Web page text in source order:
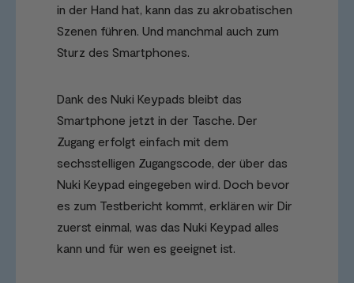
in der Hand hat, kann das zu akrobatischen
Szenen führen. Und manchmal auch zum
Sturz des Smartphones.
Dank des Nuki Keypads bleibt das
Smartphone jetzt in der Tasche. Der
Zugang erfolgt einfach mit dem
sechsstelligen Zugangscode, der über das
Nuki Keypad eingegeben wird. Doch bevor
es zum Testbericht kommt, erklären wir Dir
zuerst einmal, was das Nuki Keypad alles
kann und für wen es geeignet ist.